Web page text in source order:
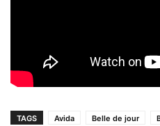
TAGS Avida Belle de jour